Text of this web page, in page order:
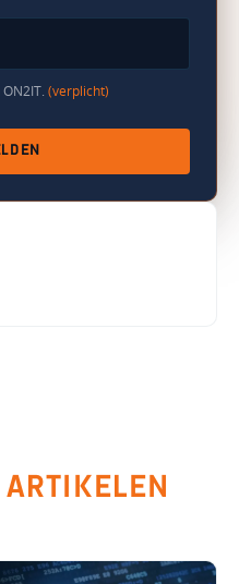
(verplicht)
ARTIKELEN